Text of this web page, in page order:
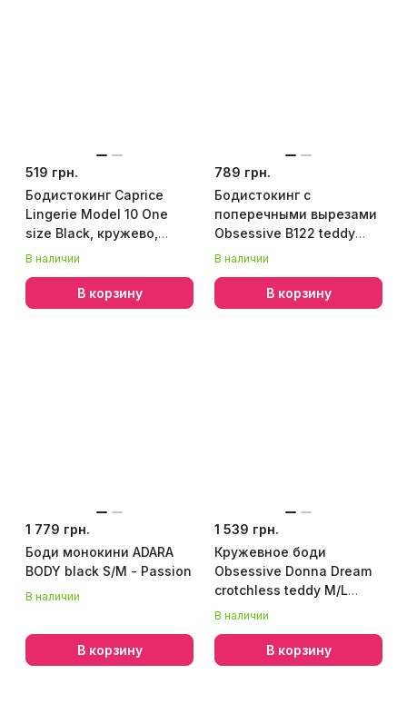
519 грн.
Бодистокинг Caprice
Lingerie Model 10 One
size Black, кружево,
открытый доступ,
В наличии
В корзину
789 грн.
Бодистокинг с
поперечными вырезами
Obsessive B122 teddy
S/M/L, черный
В наличии
В корзину
1 779 грн.
Боди монокини ADARA
BODY black S/M - Passion
В наличии
В корзину
1 539 грн.
Кружевное боди
Obsessive Donna Dream
crotchless teddy M/L
Black, открытый доступ
В наличии
В корзину